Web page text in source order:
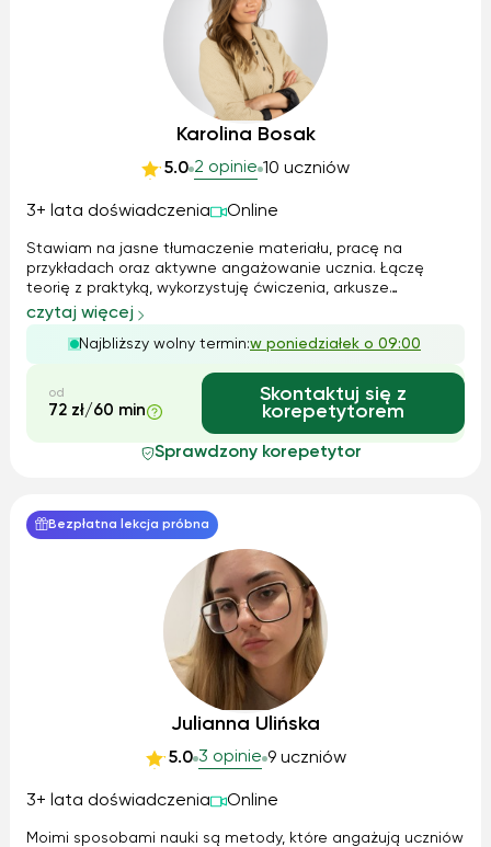
Karolina Bosak
5.0 2 opinie 10 uczniów
3+ lata doświadczenia Online
Stawiam na jasne tłumaczenie materiału, pracę na
przykładach oraz aktywne angażowanie ucznia. Łączę
teorię z praktyką, wykorzystuję ćwiczenia, arkusze
egzaminacyjne, notatki autorskie oraz rozmowę, aby uczeń
rozumiał materiał, a nie tylko go zapamiętywał. Tempo
pracy zawsze dopasowuję do możliwości ...
czytaj więcej
Najbliższy wolny termin:w poniedziałek o 09:00
od
72 zł/60 min
Skontaktuj się z
korepetytorem
Sprawdzony korepetytor
Bezpłatna lekcja próbna
Julianna Ulińska
5.0 3 opinie 9 uczniów
3+ lata doświadczenia Online
Moimi sposobami nauki są metody, które angażują uczniów